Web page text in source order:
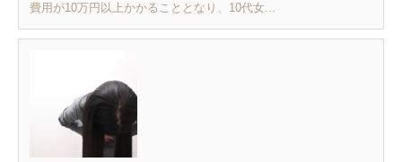
費用が10万円以上かかることとなり、10代女...